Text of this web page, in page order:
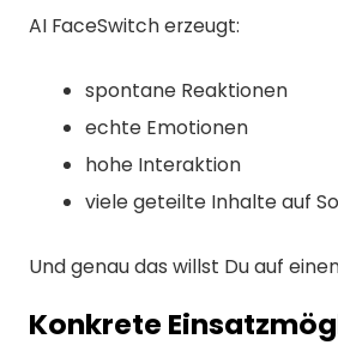
AI FaceSwitch erzeugt:
spontane Reaktionen
echte Emotionen
hohe Interaktion
viele geteilte Inhalte auf
Und genau das willst Du auf
Konkrete